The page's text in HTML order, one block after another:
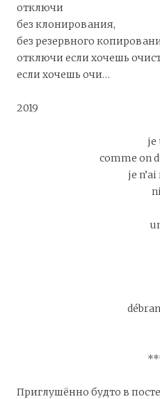
отключи
без клонирования,
без резервного
отключи если хочешь
если хочешь очи…
2019
je
comme on
je
Приглушённо будто в